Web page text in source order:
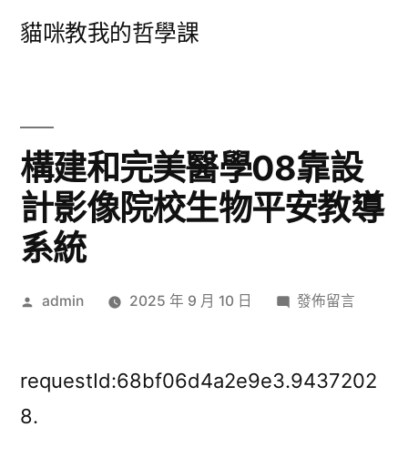
貓咪教我的哲學課
構建和完美醫學08靠設
計影像院校生物平安教導
系統
作
admin 2025 年 9 月 10 日
在
和
發佈留言
requestId:68bf06d4a2e9e3.9437202
8.